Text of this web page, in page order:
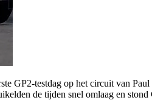
GP2-testdag op het circuit van
de tijden snel omlaag en